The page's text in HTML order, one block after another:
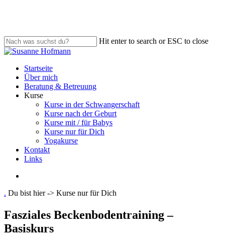
content
Hit enter to search or ESC to close
Close
search
Menu
Startseite
Über mich
Beratung & Betreuung
Kurse
Kurse in der Schwangerschaft
Kurse nach der Geburt
Kurse mit / für Babys
Kurse nur für Dich
Yogakurse
Kontakt
Links
. Du bist hier -> Kurse nur für Dich
Fasziales Beckenbodentraining –
Basiskurs